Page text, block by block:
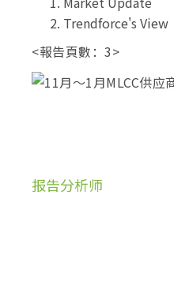
Trendforce's View
<報告頁數：3>
报告分析师